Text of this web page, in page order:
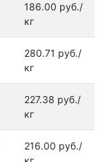
186.00 руб./
кг
280.71 руб./
кг
227.38 руб./
кг
216.00 руб./